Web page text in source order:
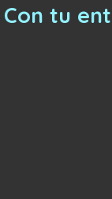
Con tu